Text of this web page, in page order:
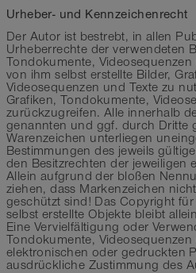
Urheber- und Kennzeichenrecht
Der Autor ist bestrebt, in allen
Urheberrechte der verwendeten
Tondokumente,
von ihm selbst erstellte Bilder,
Videosequenzen und Texte zu
Grafiken, Tondokumente,
zurückzugreifen. Alle innerhalb
genannten und ggf. durch Dritte
Warenzeichen unterliegen
Bestimmungen des jeweils
den Besitzrechten der jeweiligen
Allein aufgrund der bloßen
ziehen, dass Markenzeichen
geschützt sind! Das Copyright
selbst erstellte Objekte bleibt
Eine Vervielfältigung oder
Tondokumente,
elektronischen oder gedruckten
ausdrückliche Zustimmung des